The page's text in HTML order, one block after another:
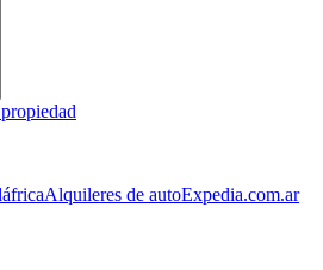
Alquileres de autoExpedia.com.ar